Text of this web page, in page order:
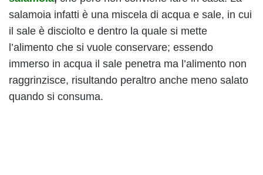
salamoia infatti è una miscela di acqua e sale, in cui
il sale è disciolto e dentro la quale si mette
l’alimento che si vuole conservare; essendo
immerso in acqua il sale penetra ma l’alimento non
raggrinzisce, risultando peraltro anche meno salato
quando si consuma.